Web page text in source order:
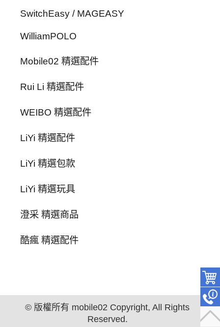
SwitchEasy / MAGEASY
WilliamPOLO
Mobile02 精選配件
Rui Li 精選配件
WEIBO 精選配件
LiYi 精選配件
LiYi 精選包款
LiYi 精選玩具
澄采 精選商品
酷瘋 精選配件
© 版權所有 mobile02 Copyright, All Rights
Reserved.